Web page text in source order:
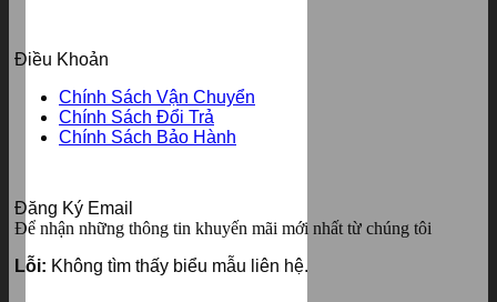
Điều Khoản
Chính Sách Vận Chuyển
Chính Sách Đổi Trả
Chính Sách Bảo Hành
Đăng Ký Email
Để nhận những thông tin khuyến mãi mới nhất từ chúng tôi
Lỗi: Không tìm thấy biểu mẫu liên hệ.